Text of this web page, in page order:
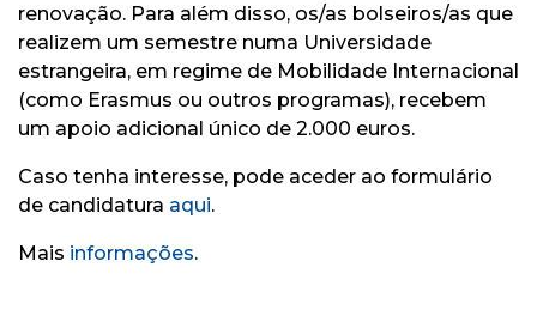
renovação. Para além disso, os/as bolseiros/as que
realizem um semestre numa Universidade
estrangeira, em regime de Mobilidade Internacional
(como Erasmus ou outros programas), recebem
um apoio adicional único de 2.000 euros.
Caso tenha interesse, pode aceder ao formulário
de candidatura aqui.
Mais informações.